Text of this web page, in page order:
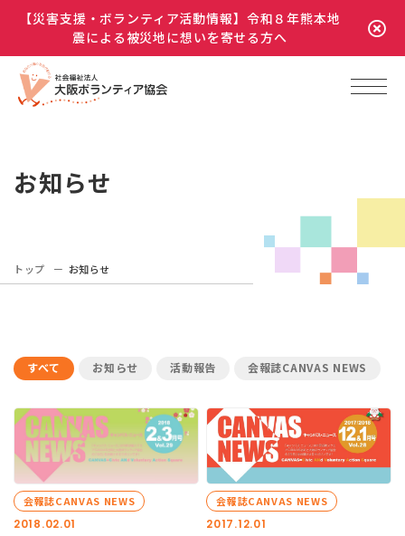
【災害支援・ボランティア活動情報】令和８年熊本地
震による被災地に想いを寄せる方へ
お知らせ
トップ お知らせ
すべて お知らせ 活動報告 会報誌CANVAS NEWS
2018.02.01
会報誌CANVAS NEWS
2017.12.01
会報誌CANVAS NEWS